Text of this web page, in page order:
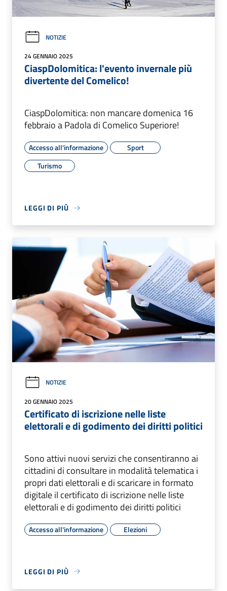
NOTIZIE
24 GENNAIO 2025
CiaspDolomitica: l'evento invernale più
divertente del Comelico!
CiaspDolomitica: non mancare domenica 16
febbraio a Padola di Comelico Superiore!
Accesso all'informazione
Sport
Turismo
LEGGI DI PIÙ
NOTIZIE
20 GENNAIO 2025
Certificato di iscrizione nelle liste
elettorali e di godimento dei diritti politici
Sono attivi nuovi servizi che consentiranno ai
cittadini di consultare in modalità telematica i
propri dati elettorali e di scaricare in formato
digitale il certificato di iscrizione nelle liste
elettorali e di godimento dei diritti politici
Accesso all'informazione Elezioni
LEGGI DI PIÙ